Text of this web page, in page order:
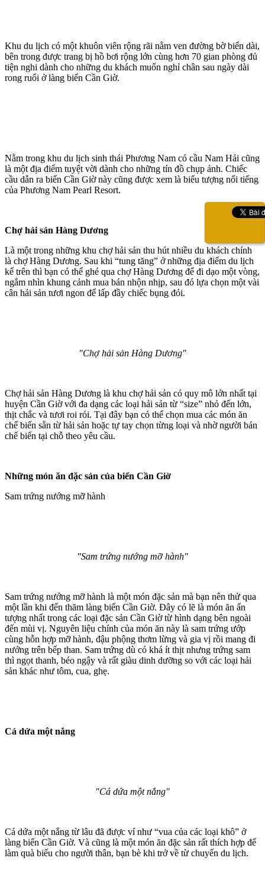
Khu du lịch có một khuôn viên rộng rãi nằm ven đường bờ biển dài,
bên trong được trang bị hồ bơi rộng lớn cùng hơn 70 gian phòng đủ
tiện nghi dành cho những du khách muốn nghỉ chân sau ngày dài
rong ruổi ở làng biển Cần Giờ.
Nằm trong khu du lịch sinh thái Phương Nam có cầu Nam Hải cũng
là một địa điểm tuyệt vời dành cho những tín đồ chụp ảnh. Chiếc
cầu dẫn ra biển Cần Giờ này cũng được xem là biểu tượng nổi tiếng
của Phương Nam Pearl Resort.
Chợ hải sản Hàng Dương
Là một trong những khu chợ hải sản thu hút nhiều du khách chính
là chợ Hàng Dương. Sau khi “tung tăng” ở những địa điểm du lịch
kể trên thì bạn có thể ghé qua chợ Hàng Dương để đi dạo một vòng,
ngắm nhìn khung cảnh mua bán nhộn nhịp, sau đó lựa chọn một vài
cân hải sản tươi ngon để lấp đầy chiếc bụng đói.
"Chợ hải sản Hàng Dương"
Chợ hải sản Hàng Dương là khu chợ hải sản có quy mô lớn nhất tại
huyện Cần Giờ với đa dạng các loại hải sản từ “size” nhỏ đến lớn,
thịt chắc và tươi roi rói. Tại đây bạn có thể chọn mua các món ăn
chế biến sẵn từ hải sản hoặc tự tay chọn từng loại và nhờ người bán
chế biến tại chỗ theo yêu cầu.
Những món ăn đặc sản của biển Cần Giờ
Sam trứng nướng mỡ hành
"Sam trứng nướng mỡ hành"
Sam trứng nướng mỡ hành là một món đặc sản mà bạn nên thử qua
một lần khi đến thăm làng biển Cần Giờ. Đây có lẽ là món ăn ấn
tượng nhất trong các loại đặc sản Cần Giờ từ hình dạng bên ngoài
đến mùi vị. Nguyên liệu chính của món ăn này là sam trứng ướp
cùng hỗn hợp mỡ hành, đậu phộng thơm lừng và gia vị rồi mang đi
nướng trên bếp than. Sam trứng dù có khá ít thịt nhưng trứng sam
thì ngọt thanh, béo ngậy và rất giàu dinh dưỡng so với các loại hải
sản khác như tôm, cua, ghẹ.
Cá dứa một nắng
"Cá dứa một nắng"
Cá dứa một nắng từ lâu đã được ví như “vua của các loại khô” ở
làng biển Cần Giờ. Và cũng là một món ăn đặc sản rất thích hợp để
làm quà biếu cho người thân, bạn bè khi trở về từ chuyến du lịch.